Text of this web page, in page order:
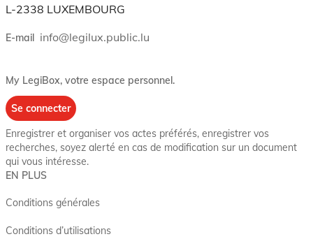
L-2338 LUXEMBOURG
E-mail info@legilux.public.lu
My LegiBox, votre espace personnel.
Se connecter
Enregistrer et organiser vos actes préférés, enregistrer vos
recherches, soyez alerté en cas de modification sur un document
qui vous intéresse.
EN PLUS
Conditions générales
Conditions d’utilisations